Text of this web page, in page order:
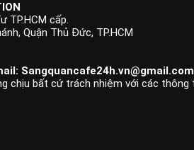
TP.HCM cấp.
Quận Thủ Đức, TP.HCM
Sangquancafe24h.vn@gmail.com
chịu bất cứ trách nhiệm với các